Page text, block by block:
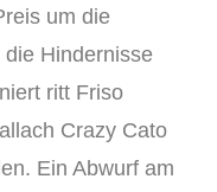
um die
die Hindernisse
ritt Friso
Crazy Cato
Ein Abwurf am